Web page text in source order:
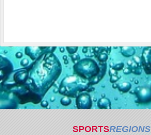
SPORTSREGIONS